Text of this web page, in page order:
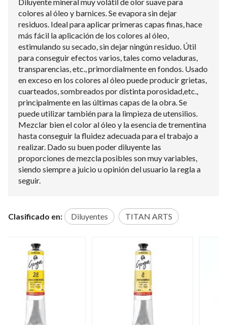
colores al óleo y barnices. Se evapora sin dejar
residuos. Ideal para aplicar primeras capas finas, hace
más fácil la aplicación de los colores al óleo,
estimulando su secado, sin dejar ningún residuo. Útil
para conseguir efectos varios, tales como veladuras,
transparencias, etc., primordialmente en fondos. Usado
en exceso en los colores al óleo puede producir grietas,
cuarteados, sombreados por distinta porosidad,etc.,
principalmente en las últimas capas de la obra. Se
puede utilizar también para la limpieza de utensilios.
Mezclar bien el color al óleo y la esencia de trementina
hasta conseguir la fluidez adecuada para el trabajo a
realizar. Dado su buen poder diluyente las
proporciones de mezcla posibles son muy variables,
siendo siempre a juicio u opinión del usuario la regla a
seguir.
Clasificado en: Diluyentes TITAN ARTS